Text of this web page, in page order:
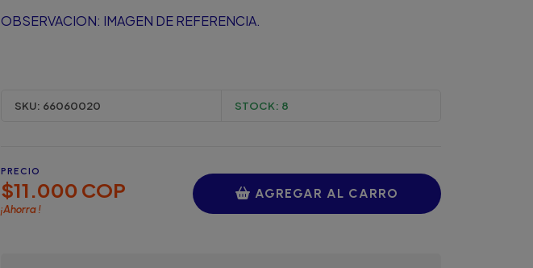
OBSERVACION: IMAGEN DE REFERENCIA.
SKU: 66060020 STOCK: 8
PRECIO
$11.000 COP
¡Ahorra!
AGREGAR AL CARRO